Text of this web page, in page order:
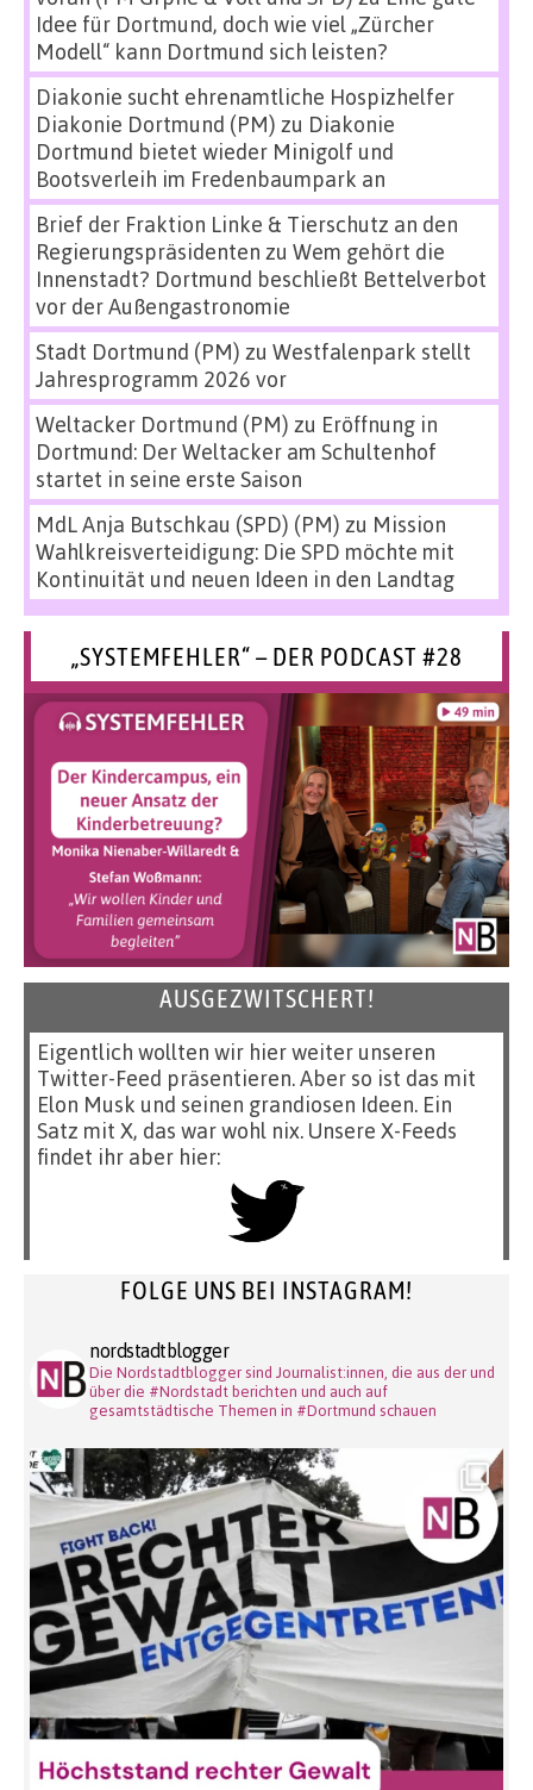
Idee für Dortmund, doch wie viel „Zürcher
Modell“ kann Dortmund sich leisten?
Diakonie sucht ehrenamtliche Hospizhelfer
Diakonie Dortmund (PM) zu Diakonie
Dortmund bietet wieder Minigolf und
Bootsverleih im Fredenbaumpark an
Brief der Fraktion Linke & Tierschutz an den
Regierungspräsidenten zu Wem gehört die
Innenstadt? Dortmund beschließt Bettelverbot
vor der Außengastronomie
Stadt Dortmund (PM) zu Westfalenpark stellt
Jahresprogramm 2026 vor
Weltacker Dortmund (PM) zu Eröffnung in
Dortmund: Der Weltacker am Schultenhof
startet in seine erste Saison
MdL Anja Butschkau (SPD) (PM) zu Mission
Wahlkreisverteidigung: Die SPD möchte mit
Kontinuität und neuen Ideen in den Landtag
„SYSTEMFEHLER“ – DER PODCAST #28
AUSGEZWITSCHERT!
Eigentlich wollten wir hier weiter unseren
Twitter-Feed präsentieren. Aber so ist das mit
Elon Musk und seinen grandiosen Ideen. Ein
Satz mit X, das war wohl nix. Unsere X-Feeds
findet ihr aber hier:
FOLGE UNS BEI INSTAGRAM!
nordstadtblogger
Die Nordstadtblogger sind Journalist:innen, die aus der und
über die #Nordstadt berichten und auch auf
gesamtstädtische Themen in #Dortmund schauen